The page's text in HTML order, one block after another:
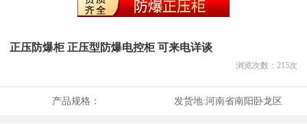
正压防爆柜 正压型防爆电控柜 可来电详谈
浏览次数： 215次
产品规格： 发货地:河南省南阳卧龙区